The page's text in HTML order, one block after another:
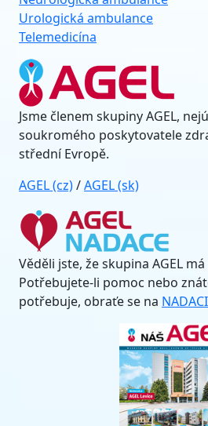
Urologická ambulance
Telemedicína
Jsme členem skupiny AGEL,
soukromého poskytovatele
střední Evropě.
AGEL (cz)/AGEL (sk)
Věděli jste, že skupina AGEL
Potřebujete-li pomoc nebo
potřebuje, obraťe se na